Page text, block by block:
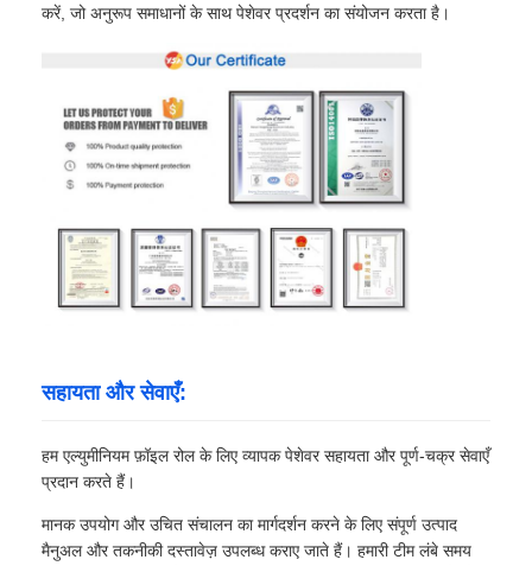
करें, जो अनुरूप समाधानों के साथ पेशेवर प्रदर्शन का संयोजन करता है।
सहायता और सेवाएँ:
हम एल्युमीनियम फ़ॉइल रोल के लिए व्यापक पेशेवर सहायता और पूर्ण-चक्र सेवाएँ
प्रदान करते हैं।
मानक उपयोग और उचित संचालन का मार्गदर्शन करने के लिए संपूर्ण उत्पाद
मैनुअल और तकनीकी दस्तावेज़ उपलब्ध कराए जाते हैं। हमारी टीम लंबे समय